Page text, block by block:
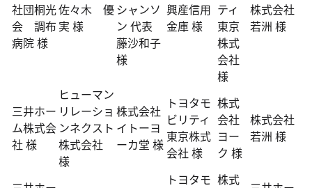
社団桐光
会 調布
病院 様
佐々木 優
実 様
シャンソ
ン 代表
藤沙和子
様
興産信用
金庫 様
ティ
東京
株式
会社
様
株式会社
若洲 様
三井ホー
ム株式会
社 様
ヒューマン
リレーショ
ンネクスト
株式会社
様
株式会社
イトーヨ
ーカ堂 様
トヨタモ
ビリティ
東京株式
会社 様
株式
会社
ヨー
ク 様
株式会社
若洲 様
トヨタモ 株式